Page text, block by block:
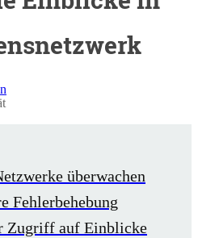
überwachen
Fehlerbehebung
Zugriff auf Einblicke